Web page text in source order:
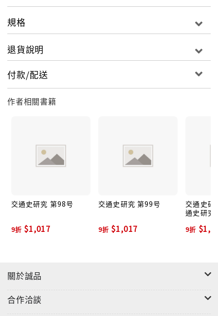
規格
退貨說明
付款/配送
作者相關書籍
交通史研究 第98号
9折 $1,017
交通史研究 第99号
9折 $1,017
交通史研
通史研究
9折
關於誠品
合作洽談